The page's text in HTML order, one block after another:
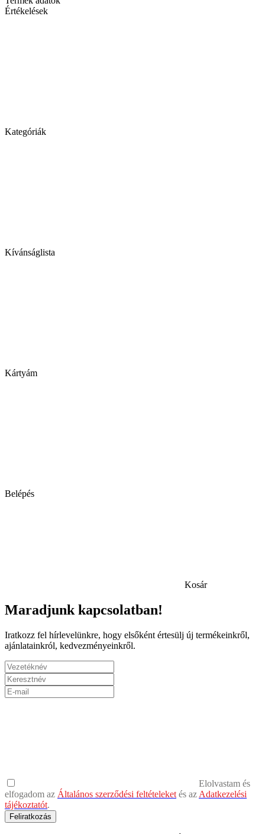
Értékelések
Kategóriák
Kívánságlista
Kártyám
Belépés
Kosár
Maradjunk kapcsolatban!
Iratkozz fel hírlevelünkre, hogy elsőként értesülj új termékeinkről,
ajánlatainkról, kedvezményeinkről.
Elolvastam és
elfogadom az Általános szerződési feltételeket és az Adatkezelési
tájékoztatót.
Feliratkozás